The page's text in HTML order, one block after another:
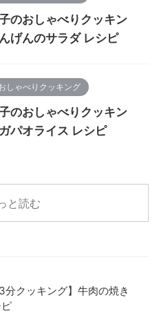
のおしゃべりクッキン
げんのサラダ レシピ
しゃべりクッキング
のおしゃべりクッキン
パオライス レシピ
と読む
分クッキング】牛肉の焼き